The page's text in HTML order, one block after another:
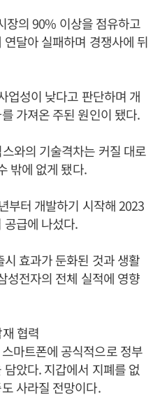
장의 90% 이상을 점유하고
달아 실패하며 경쟁사에 뒤
업성이 낮다고 판단하며 개
가져온 주된 원인이 됐다.
와의 기술격차는 커질 대로
밖에 없게 됐다.
부터 개발하기 시작해 2023
급에 나섰다.
효과가 둔화된 것과 생활
성전자의 전체 실적에 영향
협력
마트폰에 공식적으로 정부
았다. 지갑에서 지폐를 없
사라질 전망이다.